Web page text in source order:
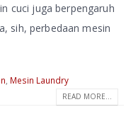
cuci juga berpengaruh
sih, perbedaan mesin
Mesin Laundry
READ MORE...